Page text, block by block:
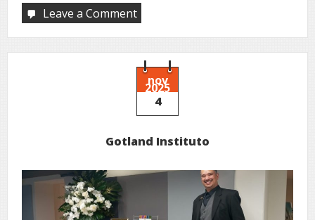
Leave a Commenton
Art
Regional
nov
2025
4
Gotland Instituto